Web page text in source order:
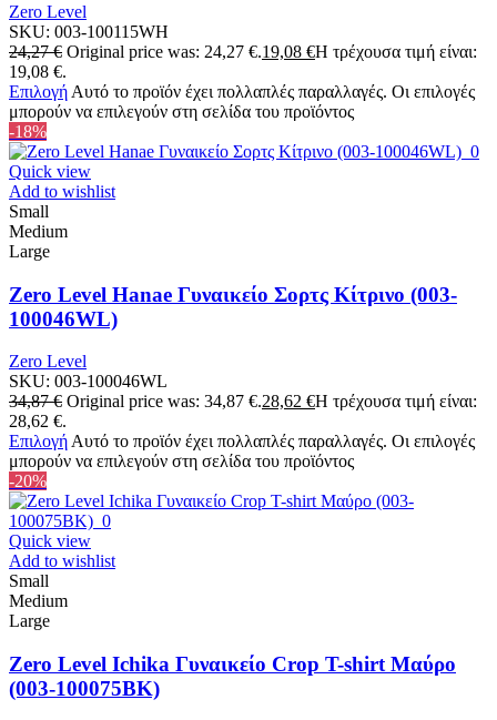
Zero Level
SKU: 003-100115WH
24,27€ Original price was: 24,27 €.19,08 €Η τρέχουσα τιμή είναι:
19,08 €.
Επιλογή Αυτό το προϊόν έχει πολλαπλές παραλλαγές. Οι επιλογές
μπορούν να επιλεγούν στη σελίδα του προϊόντος
-18%
Quick view
Add to wishlist
Small
Medium
Large
Zero Level Hanae Γυναικείο Σορτς Κίτρινο (003-
100046WL)
Zero Level
SKU: 003-100046WL
34,87€ Original price was: 34,87 €.28,62 €Η τρέχουσα τιμή είναι:
28,62 €.
Επιλογή Αυτό το προϊόν έχει πολλαπλές παραλλαγές. Οι επιλογές
μπορούν να επιλεγούν στη σελίδα του προϊόντος
-20%
Quick view
Add to wishlist
Small
Medium
Large
Zero Level Ichika Γυναικείο Crop T-shirt Μαύρο
(003-100075BK)